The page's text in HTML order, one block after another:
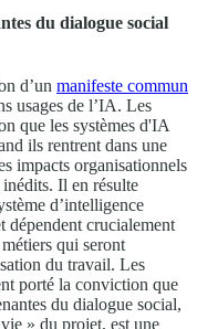
du dialogue social
d’un manifeste commun
usages de l’IA. Les
que les systèmes d'IA
ils rentrent dans une
impacts organisationnels
Il en résulte
d’intelligence
dépendent crucialement
qui seront
du travail. Les
porté la conviction que
du dialogue social,
» du projet, est une